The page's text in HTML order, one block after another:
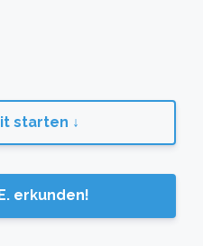
starten ↓
erkunden!